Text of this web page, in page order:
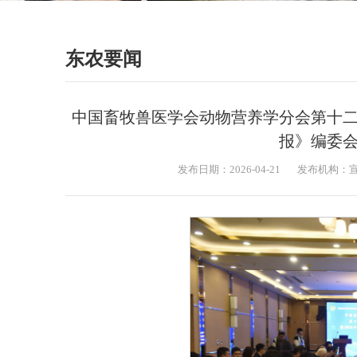
东农要闻
中国畜牧兽医学会动物营养学分会第十
报》编委
发布日期：2026-04-21 发布机构：